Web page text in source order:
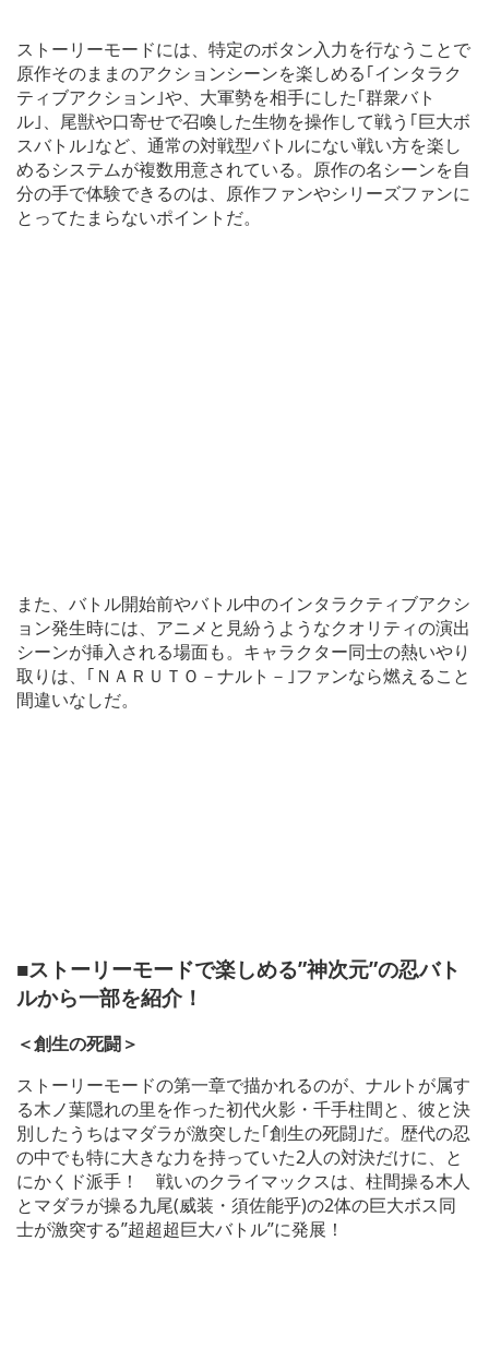
ストーリーモードには、特定のボタン入力を行なうことで
原作そのままのアクションシーンを楽しめる｢インタラク
ティブアクション｣や、大軍勢を相手にした｢群衆バト
ル｣、尾獣や口寄せで召喚した生物を操作して戦う｢巨大ボ
スバトル｣など、通常の対戦型バトルにない戦い方を楽し
めるシステムが複数用意されている。原作の名シーンを自
分の手で体験できるのは、原作ファンやシリーズファンに
とってたまらないポイントだ。
また、バトル開始前やバトル中のインタラクティブアクシ
ョン発生時には、アニメと見紛うようなクオリティの演出
シーンが挿入される場面も。キャラクター同士の熱いやり
取りは、｢ＮＡＲＵＴＯ－ナルト－｣ファンなら燃えること
間違いなしだ。
■ストーリーモードで楽しめる”神次元”の忍バト
ルから一部を紹介！
＜創生の死闘＞
ストーリーモードの第一章で描かれるのが、ナルトが属す
る木ノ葉隠れの里を作った初代火影・千手柱間と、彼と決
別したうちはマダラが激突した｢創生の死闘｣だ。歴代の忍
の中でも特に大きな力を持っていた2人の対決だけに、と
にかくド派手！ 戦いのクライマックスは、柱間操る木人
とマダラが操る九尾(威装・須佐能乎)の2体の巨大ボス同
士が激突する”超超超巨大バトル”に発展！